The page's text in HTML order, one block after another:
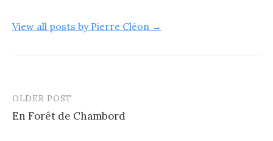
View all posts by Pierre Cléon →
Post
navigation
OLDER POST
En Forêt de Chambord